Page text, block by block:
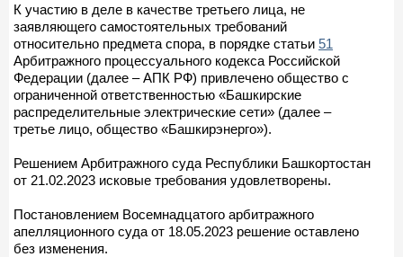
К участию в деле в качестве третьего лица, не
заявляющего самостоятельных требований
относительно предмета спора, в порядке статьи 51
Арбитражного процессуального кодекса Российской
Федерации (далее – АПК РФ) привлечено общество с
ограниченной ответственностью «Башкирские
распределительные электрические сети» (далее –
третье лицо, общество «Башкирэнерго»).
Решением Арбитражного суда Республики Башкортостан
от 21.02.2023 исковые требования удовлетворены.
Постановлением Восемнадцатого арбитражного
апелляционного суда от 18.05.2023 решение оставлено
без изменения.